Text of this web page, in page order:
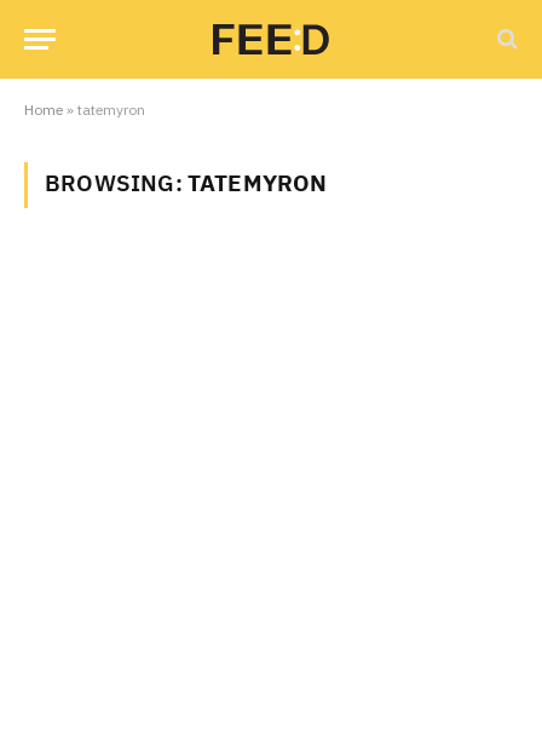
Home»tatemyron
BROWSING:TATEMYRON